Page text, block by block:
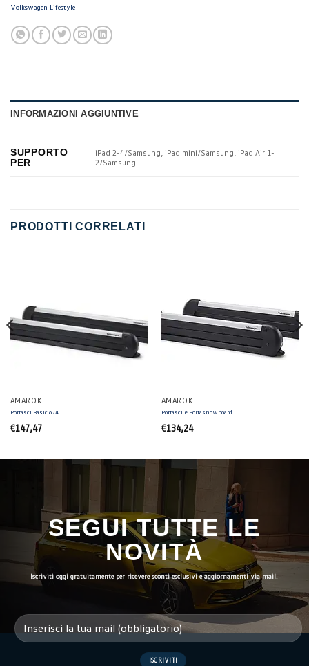
Volkswagen Lifestyle
INFORMAZIONI AGGIUNTIVE
SUPPORTO
PER
iPad 2-4/Samsung, iPad mini/Samsung, iPad Air 1-
2/Samsung
PRODOTTI CORRELATI
AMAROK
Portasci Basic 6/4
€147,47
AMAROK
Portasci e Portasnowboard
€134,24
SEGUI TUTTE LE
NOVITÀ
Iscriviti oggi gratuitamente per ricevere sconti esclusivi e aggiornamenti via mail.